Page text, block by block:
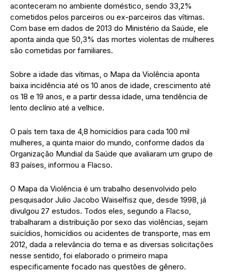
aconteceram no ambiente doméstico, sendo 33,2%
cometidos pelos parceiros ou ex-parceiros das vítimas.
Com base em dados de 2013 do Ministério da Saúde, ele
aponta ainda que 50,3% das mortes violentas de mulheres
são cometidas por familiares.
Sobre a idade das vítimas, o Mapa da Violência aponta
baixa incidência até os 10 anos de idade, crescimento até
os 18 e 19 anos, e a partir dessa idade, uma tendência de
lento declínio até a velhice.
O país tem taxa de 4,8 homicídios para cada 100 mil
mulheres, a quinta maior do mundo, conforme dados da
Organização Mundial da Saúde que avaliaram um grupo de
83 países, informou a Flacso.
O Mapa da Violência é um trabalho desenvolvido pelo
pesquisador Julio Jacobo Waiselfisz que, desde 1998, já
divulgou 27 estudos. Todos eles, segundo a Flacso,
trabalharam a distribuição por sexo das violências, sejam
suicídios, homicídios ou acidentes de transporte, mas em
2012, dada a relevância do tema e as diversas solicitações
nesse sentido, foi elaborado o primeiro mapa
especificamente focado nas questões de gênero.